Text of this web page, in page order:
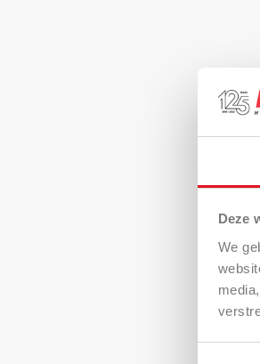
Deze
We